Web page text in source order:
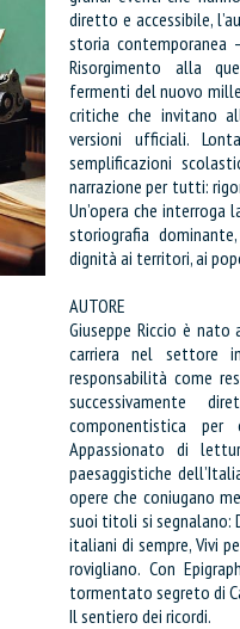
diretto e accessibile,
storia contemporanea
Risorgimento alla
fermenti del nuovo
critiche che invitano
versioni ufficiali.
semplificazioni
narrazione per tutti:
Un’opera che interroga
storiografia
dignità ai territori, ai
AUTORE
Giuseppe Riccio è
carriera nel settore
responsabilità come
successivamente
componentistica
Appassionato di
paesaggistiche
opere che coniugano
suoi titoli si segnalano:
italiani di sempre, Vivi
rovigliano. Con
tormentato segreto di
Il sentiero dei ricordi.